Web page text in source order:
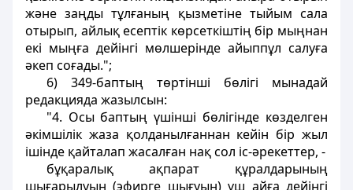
және заңды тұлғаның қызметiне тыйым сала
отырып, айлық есептiк көрсеткiштiң бiр мыңнан
екi мыңға дейiнгi мөлшерiнде айыппұл салуға
әкеп соғады.";
6) 349-баптың төртiншi бөлiгi мынадай
редакцияда жазылсын:
"4. Осы баптың үшiншi бөлiгiнде көзделген
әкiмшiлiк жаза қолданылғаннан кейiн бiр жыл
iшiнде қайталап жасалған нақ сол iс-әрекеттер, -
бұқаралық ақпарат құралдарының
шығарылуын (эфирге шығуын) үш айға дейiнгi